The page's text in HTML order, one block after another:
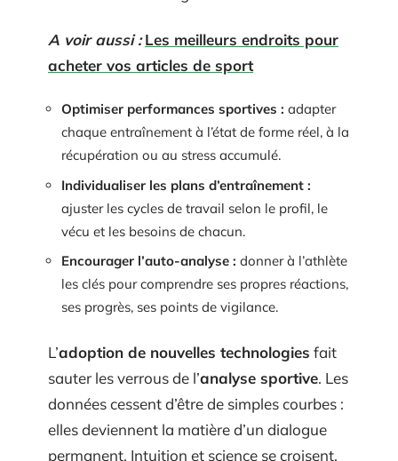
A voir aussi : Les meilleurs endroits pour
acheter vos articles de sport
Optimiser performances sportives : adapter
chaque entraînement à l’état de forme réel, à la
récupération ou au stress accumulé.
Individualiser les plans d’entraînement :
ajuster les cycles de travail selon le profil, le
vécu et les besoins de chacun.
Encourager l’auto-analyse : donner à l’athlète
les clés pour comprendre ses propres réactions,
ses progrès, ses points de vigilance.
L’adoption de nouvelles technologies fait
sauter les verrous de l’analyse sportive. Les
données cessent d’être de simples courbes :
elles deviennent la matière d’un dialogue
permanent. Intuition et science se croisent,